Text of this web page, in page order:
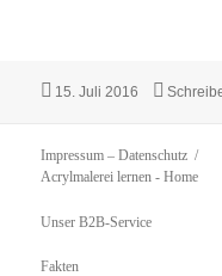
Veröffentlicht
15. Juli 2016
Impressum – Datenschutz
Acrylmalerei lernen - Home
Unser B2B-Service
Fakten